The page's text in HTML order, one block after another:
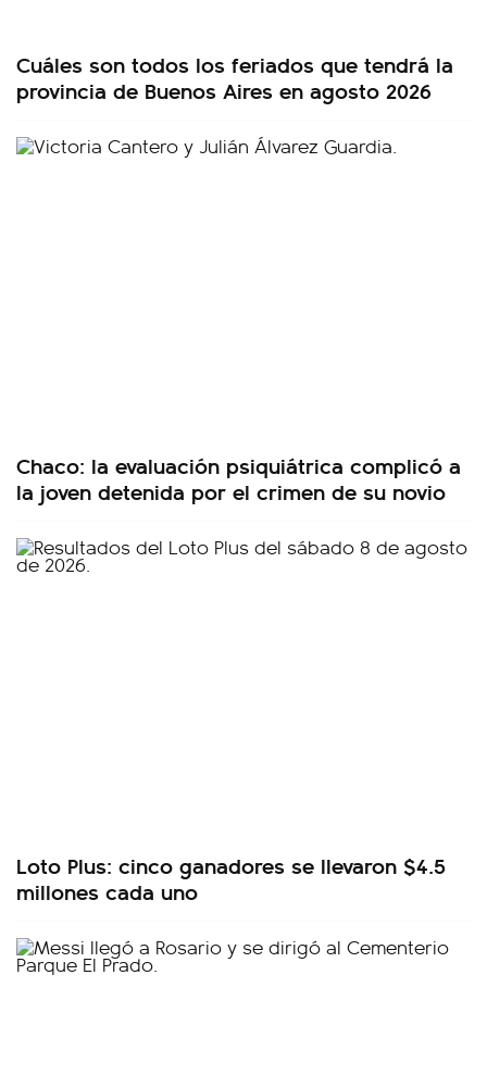
Cuáles son todos los feriados que tendrá la
provincia de Buenos Aires en agosto 2026
Chaco: la evaluación psiquiátrica complicó a
la joven detenida por el crimen de su novio
Loto Plus: cinco ganadores se llevaron $4.5
millones cada uno